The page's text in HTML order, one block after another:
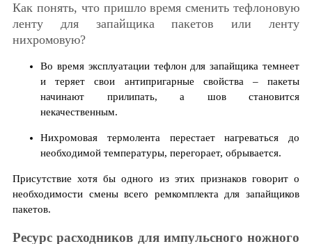
Как понять, что пришло время сменить тефлоновую
ленту для запайщика пакетов или ленту
нихромовую?
Во время эксплуатации тефлон для запайщика темнеет
и теряет свои антипригарные свойства – пакеты
начинают прилипать, а шов становится
некачественным.
Нихромовая термолента перестает нагреваться до
необходимой температуры, перегорает, обрывается.
Присутствие хотя бы одного из этих признаков говорит о
необходимости смены всего ремкомплекта для запайщиков
пакетов.
Ресурс расходников для импульсного ножного